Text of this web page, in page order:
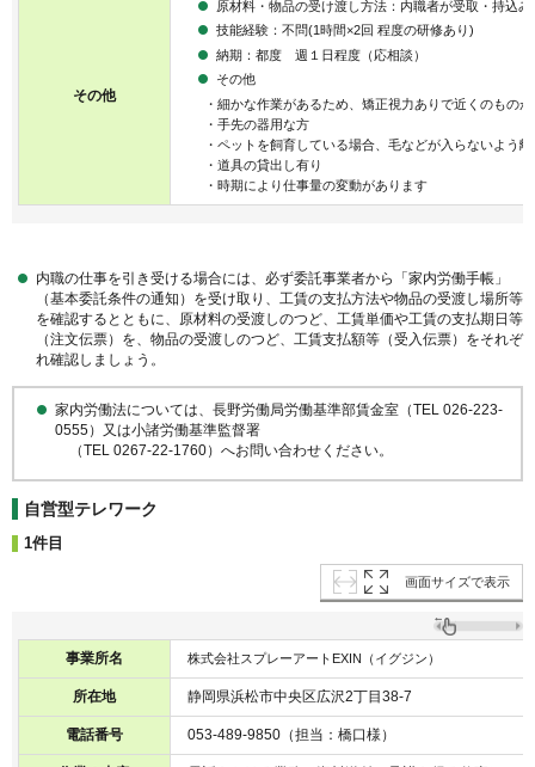
その他
原材料・物品の受け渡し方法：内職者が受取・持込み
技能経験：不問(1時間×2回 程度の研修あり)
納期：都度 週１日程度（応相談）
その他
・細かな作業があるため、矯正視力ありで近くのものが
・手先の器用な方
・ペットを飼育している場合、毛などが入らないよう離
・道具の貸出し有り
・時期により仕事量の変動があります
内職の仕事を引き受ける場合には、必ず委託事業者から「家内労働手帳」
（基本委託条件の通知）を受け取り、工賃の支払方法や物品の受渡し場所等
を確認するとともに、原材料の受渡しのつど、工賃単価や工賃の支払期日等
（注文伝票）を、物品の受渡しのつど、工賃支払額等（受入伝票）をそれぞ
れ確認しましょう。
家内労働法については、長野労働局労働基準部賃金室（TEL 026-223-
0555）又は小諸労働基準監督署
（TEL 0267-22-1760）へお問い合わせください。
自営型テレワーク
1件目
画面サイズで表示
事業所名 株式会社スプレーアートEXIN（イグジン）
所在地 静岡県浜松市中央区広沢2丁目38-7
電話番号 053-489-9850（担当：橋口様）